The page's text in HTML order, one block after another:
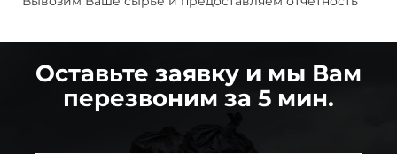
Оставьте заявку и мы Вам
перезвоним за 5 мин.